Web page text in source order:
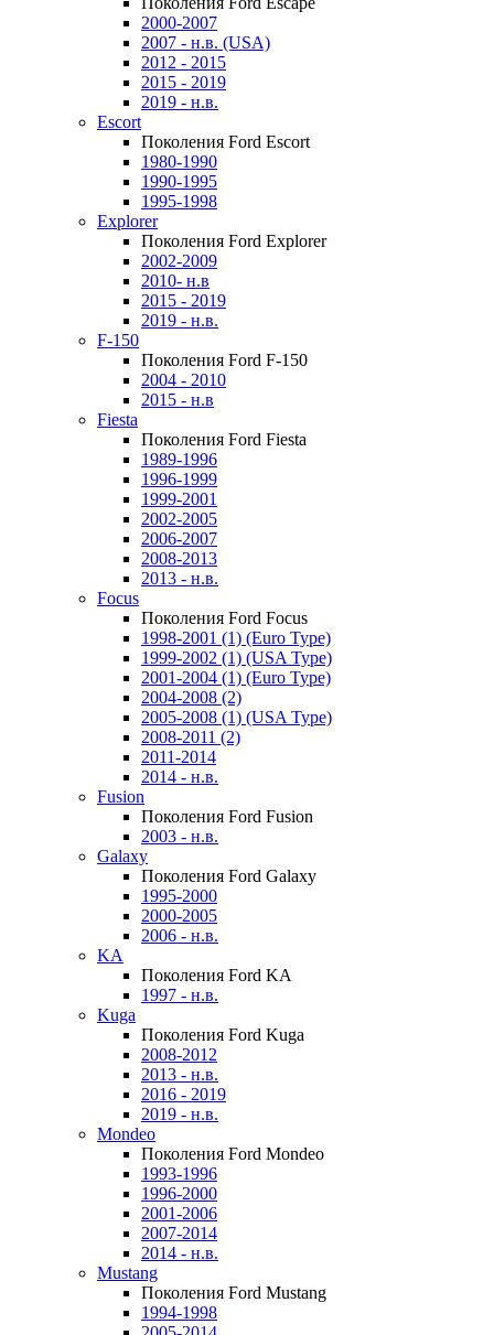
2000-2007
2007 - н.в. (USA)
2012 - 2015
2015 - 2019
2019 - н.в.
Escort
Поколения Ford Escort
1980-1990
1990-1995
1995-1998
Explorer
Поколения Ford Explorer
2002-2009
2010- н.в
2015 - 2019
2019 - н.в.
F-150
Поколения Ford F-150
2004 - 2010
2015 - н.в
Fiesta
Поколения Ford Fiesta
1989-1996
1996-1999
1999-2001
2002-2005
2006-2007
2008-2013
2013 - н.в.
Focus
Поколения Ford Focus
1998-2001 (1) (Euro Type)
1999-2002 (1) (USA Type)
2001-2004 (1) (Euro Type)
2004-2008 (2)
2005-2008 (1) (USA Type)
2008-2011 (2)
2011-2014
2014 - н.в.
Fusion
Поколения Ford Fusion
2003 - н.в.
Galaxy
Поколения Ford Galaxy
1995-2000
2000-2005
2006 - н.в.
KA
Поколения Ford KA
1997 - н.в.
Kuga
Поколения Ford Kuga
2008-2012
2013 - н.в.
2016 - 2019
2019 - н.в.
Mondeo
Поколения Ford Mondeo
1993-1996
1996-2000
2001-2006
2007-2014
2014 - н.в.
Mustang
Поколения Ford Mustang
1994-1998